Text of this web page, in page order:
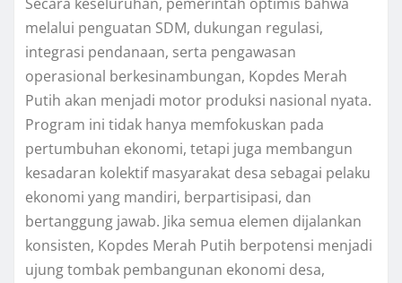
melalui penguatan SDM, dukungan regulasi,
integrasi pendanaan, serta pengawasan
operasional berkesinambungan, Kopdes Merah
Putih akan menjadi motor produksi nasional nyata.
Program ini tidak hanya memfokuskan pada
pertumbuhan ekonomi, tetapi juga membangun
kesadaran kolektif masyarakat desa sebagai pelaku
ekonomi yang mandiri, berpartisipasi, dan
bertanggung jawab. Jika semua elemen dijalankan
konsisten, Kopdes Merah Putih berpotensi menjadi
ujung tombak pembangunan ekonomi desa,